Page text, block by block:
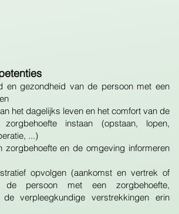
en gezondheid van de persoon met een
het dagelijks leven en het comfort van de
instaan (opstaan, lopen,
...)
zorgbehoefte en de omgeving informeren
opvolgen (aankomst en vertrek of
de persoon met een zorgbehoefte,
verpleegkundige verstrekkingen erin